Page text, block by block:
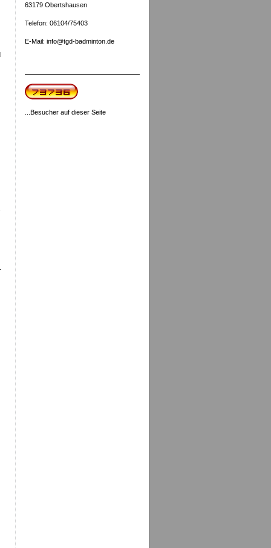
63179 Obertshausen
Telefon: 06104/75403
E-Mail: info@tgd-badminton.de
...Besucher auf dieser Seite